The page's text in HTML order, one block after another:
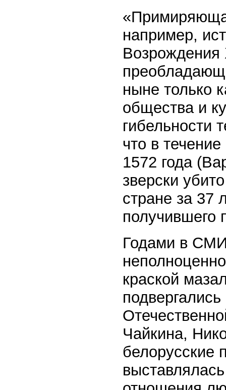
например,
Возрождения
ныне только
общества и
гибельности
что в
1572 года
зверски
стране за 37
получившего
Годами в СМИ
краской
Чайкина,
белорусские